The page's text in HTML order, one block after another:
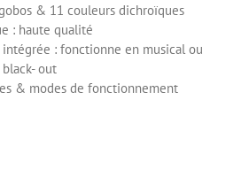
& 11 couleurs dichroïques
: haute qualité
intégrée : fonctionne en musical ou
out
& modes de fonctionnement